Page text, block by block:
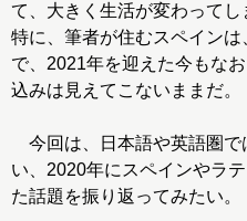
て、大きく生活が変わってし
特に、筆者が住むスペインは
で、2021年を迎えた今もな
込みは見えてこないままだ。
今回は、日本語や英語圏で
い、2020年にスペインやラ
た話題を振り返ってみたい。